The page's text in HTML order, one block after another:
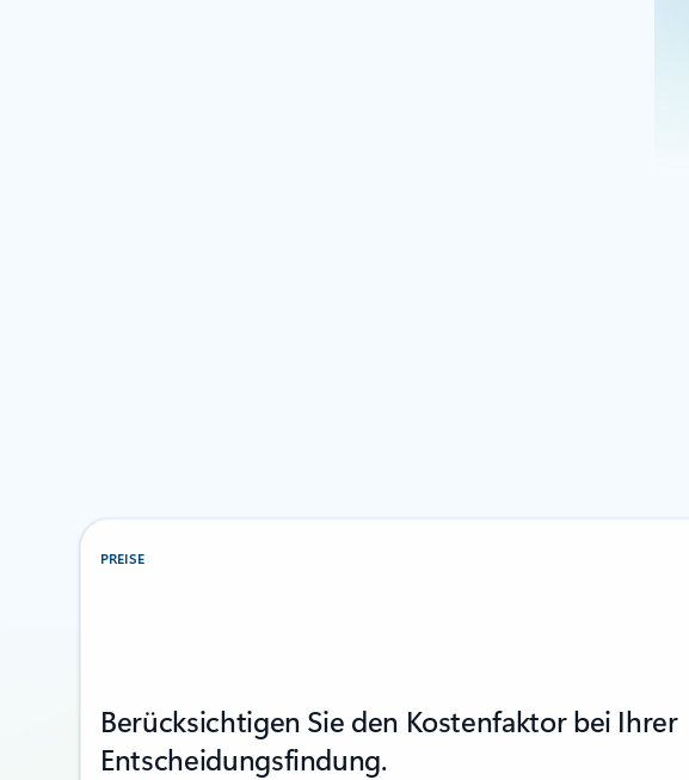
PREISE
Berücksichtigen Sie den Kostenfaktor bei Ihrer
Entscheidungsfindung.